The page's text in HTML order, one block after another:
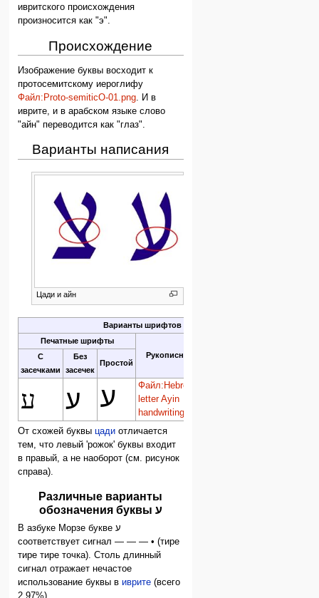
ивритского происхождения
произносится как "э".
Происхождение
Изображение буквы восходит к
протосемитскому иероглифу
Файл:Proto-semiticO-01.png . И в
иврите, и в арабском языке слово
"айн" переводится как "глаз".
Варианты написания
Цади и айн
Варианты шрифтов
Печатные шрифты
Рукописный
С
засечками
Без
засечек
Простой
ע ע ע
Файл:Hebrew
letter Ayin
handwriting.svg
От схожей буквыцади отличается
тем, что левый 'рожок' буквы входит
в правый, а не наоборот (см. рисунок
справа).
Различные варианты
обозначения буквы ע
В азбуке Морзе букве ע
соответствует сигнал — — — • (тире
тире тире точка). Столь длинный
сигнал отражает нечастое
использование буквы виврите (всего